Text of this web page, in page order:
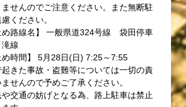
せんのでご注意ください。また無断駐
ください。
め路線名】 一般県道324号線 袋田停車
線
め時間】 5月28日(日) 7:25～7:55
きた事故・盗難等については一切の責
せんので予めご了承ください。
交通の妨げとなる為、路上駐車は禁止